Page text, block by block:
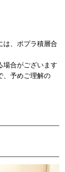
は、ポプラ積層合
場合がございます
、予めご理解の